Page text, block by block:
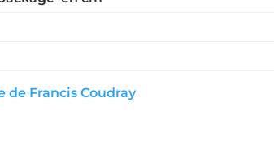
de Francis Coudray